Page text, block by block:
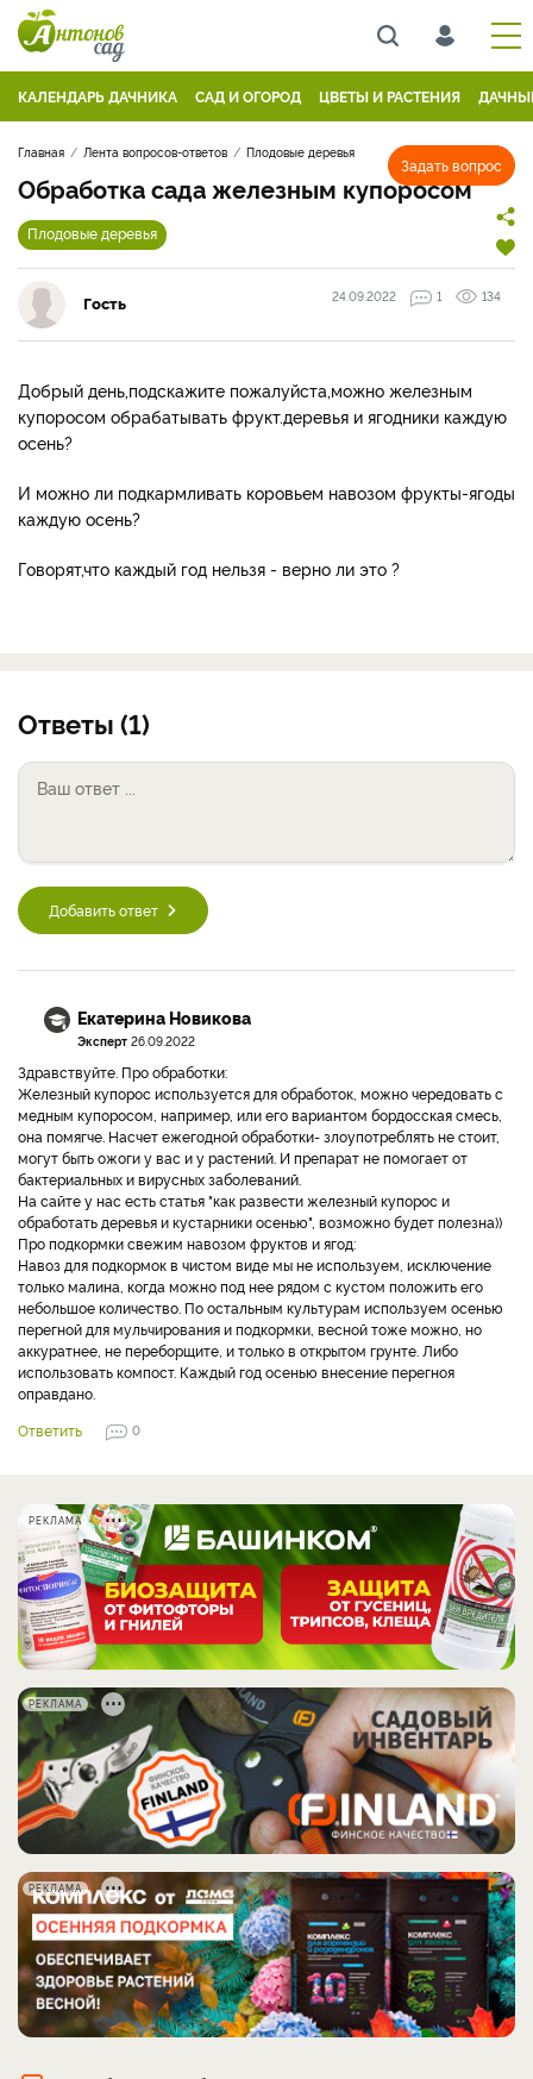
КАЛЕНДАРЬ ДАЧНИКА САД И ОГОРОД ЦВЕТЫ И РАСТЕНИЯ
Задать вопрос
Главная Лента вопросов-ответов Плодовые деревья
Обработка сада железным купоросом
Плодовые деревья
Гость 24.09.2022 1 134
Добрый день,подскажите пожалуйста,можно железным
купоросом обрабатывать фрукт.деревья и ягодники каждую
осень?
И можно ли подкармливать коровьем навозом фрукты-ягоды
каждую осень?
Говорят,что каждый год нельзя - верно ли это ?
Ответы (1)
Добавить ответ
Екатерина Новикова
Эксперт 26.09.2022
Здравствуйте. Про обработки:
Железный купорос используется для обработок, можно чередовать с
медным купоросом, например, или его вариантом бордосская смесь,
она помягче. Насчет ежегодной обработки- злоупотреблять не стоит,
могут быть ожоги у вас и у растений. И препарат не помогает от
бактериальных и вирусных заболеваний.
На сайте у нас есть статья "как развести железный купорос и
обработать деревья и кустарники осенью", возможно будет полезна))
Про подкормки свежим навозом фруктов и ягод:
Навоз для подкормок в чистом виде мы не используем, исключение
только малина, когда можно под нее рядом с кустом положить его
небольшое количество. По остальным культурам используем осенью
перегной для мульчирования и подкормки, весной тоже можно, но
аккуратнее, не переборщите, и только в открытом грунте. Либо
использовать компост. Каждый год осенью внесение перегноя
оправдано.
Ответить
0
РЕКЛАМА
РЕКЛАМА
РЕКЛАМА